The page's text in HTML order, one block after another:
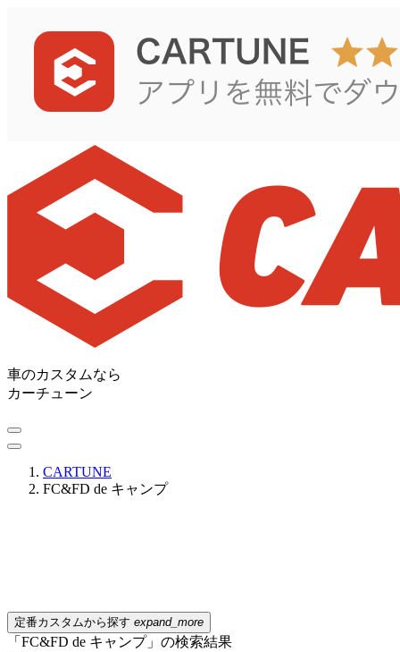
車のカスタムなら
カーチューン
CARTUNE
FC&FD de キャンプ
定番カスタムから探す expand_more
「FC&FD de キャンプ」の検索結果